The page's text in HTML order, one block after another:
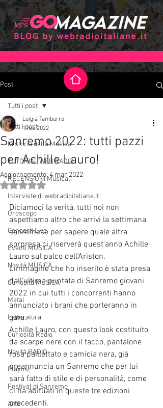
Post
Tutti i post
la storia della Musica
TUTORIAL WEB RADIO
RECENSIONI Musicali
Interviste di webradioitaliane.it
Oroscopo
Concerti Live
Eventi MUSICA
Novità MUSICA
Curiosità MUSICA
Metal
Letteratura
Curiosità Radio
Novità RADIO
Playlist
Festival di Sanremo
Arte
Tutti i post
Sanremo 2022: tutti pazzi
per Achille Lauro!
Luigia Tamburro
1 feb 2022
Aggiornamento:4 mar 2022
Valutazione NaN stelle su 5.
Diciamoci la verità, tutti noi non
aspettiamo altro che arrivi la settimana
sanremese per sapere quale altra
sorpresa ci riserverà quest'anno Achille
Lauro sul palco dell'Ariston.
L'immagine che ho inserito è stata presa
dall'ultima puntata di Sanremo giovani
2022 in cui tutti i concorrenti hanno
annunciato i brani che porteranno in
gara.
Achille Lauro, con questo look costituito
da scarpe nere con il tacco, pantalone
rosa paillettato e camicia nera, già
preannuncia un Sanremo che per lui
sarà fatto di stile e di personalità, come
ci ha abituati in queste tre edizioni
precedenti.